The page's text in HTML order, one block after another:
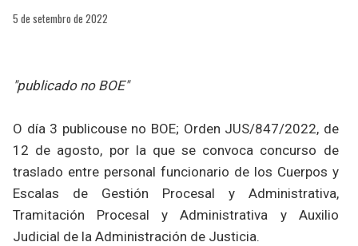
5 de setembro de 2022
"publicado no BOE"
O día 3 publicouse no BOE; Orden JUS/847/2022, de
12 de agosto, por la que se convoca concurso de
traslado entre personal funcionario de los Cuerpos y
Escalas de Gestión Procesal y Administrativa,
Tramitación Procesal y Administrativa y Auxilio
Judicial de la Administración de Justicia.